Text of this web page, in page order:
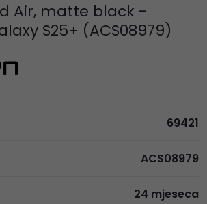
Air, matte black -
S25+ (ACS08979)
69421
ACS08979
24 mjeseca